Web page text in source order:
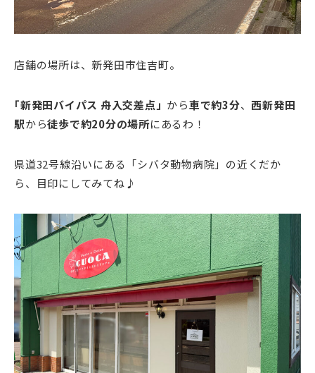
店舗の場所は、新発田市住吉町。
｢新発田バイパス 舟入交差点」 から車で約3分、 西新発田
駅から徒歩で約20分の場所にあるわ！
県道32号線沿いにある「シバタ動物病院」の近くだか
ら、目印にしてみてね♪